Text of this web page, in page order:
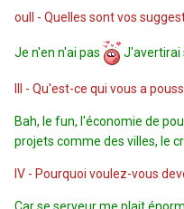
ouII - Quelles sont vos
Je n'en n'ai pas J'avertirai
III - Qu'est-ce qui vous a
Bah, le fun, l'économie de
projets comme des villes, le
IV - Pourquoi voulez-vous